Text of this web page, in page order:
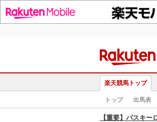
楽天競馬トップ
トップ 出馬表
【重要】パスキー